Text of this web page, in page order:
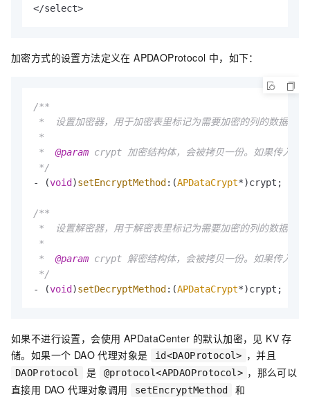
</select>
加密方式的设置方法定义在 APDAOProtocol 中，如下：
/**
*  设置加密器，用于加密表里标记为需要加密的列的数据。
*
* @param crypt 加密结构体，会被拷贝一份。如果传入
*/
- (void )setEncryptMethod :(APDataCrypt*)crypt;
/**
*  设置解密器，用于解密表里标记为需要加密的列的数据。
*
* @param crypt 解密结构体，会被拷贝一份。如果传入
*/
- (void )setDecryptMethod :(APDataCrypt*)crypt;
如果不进行设置，会使用 APDataCenter 的默认加密，见 KV 存
储。如果一个 DAO 代理对象是
id<DAOProtocol> ，并且
DAOProtocol 是 @protocol<APDAOProtocol> ，那么可以
直接用 DAO 代理对象调用
setEncryptMethod 和